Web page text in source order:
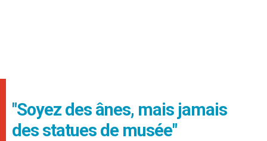
"Soyez des ânes, mais jamais
des statues de musée"